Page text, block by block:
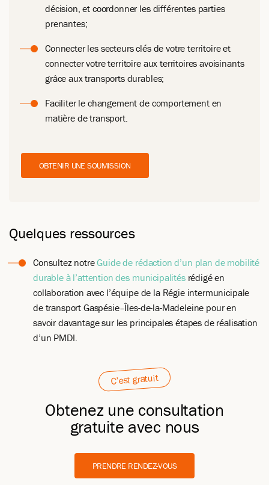
décision, et coordonner les différentes parties
prenantes;
Connecter les secteurs clés de votre territoire et
connecter votre territoire aux territoires avoisinants
grâce aux transports durables;
Faciliter le changement de comportement en
matière de transport.
OBTENIR UNE SOUMISSION
Quelques ressources
Consultez notreGuide de rédaction d’un plan de mobilité
durable à l’attention des municipalitésrédigé en
collaboration avec l’équipe de la Régie intermunicipale
de transport Gaspésie–Îles-de-la-Madeleine pour en
savoir davantage sur les principales étapes de réalisation
d’un PMDI.
C’est gratuit
Obtenez une consultation
gratuite avec nous
PRENDRE RENDEZ-VOUS